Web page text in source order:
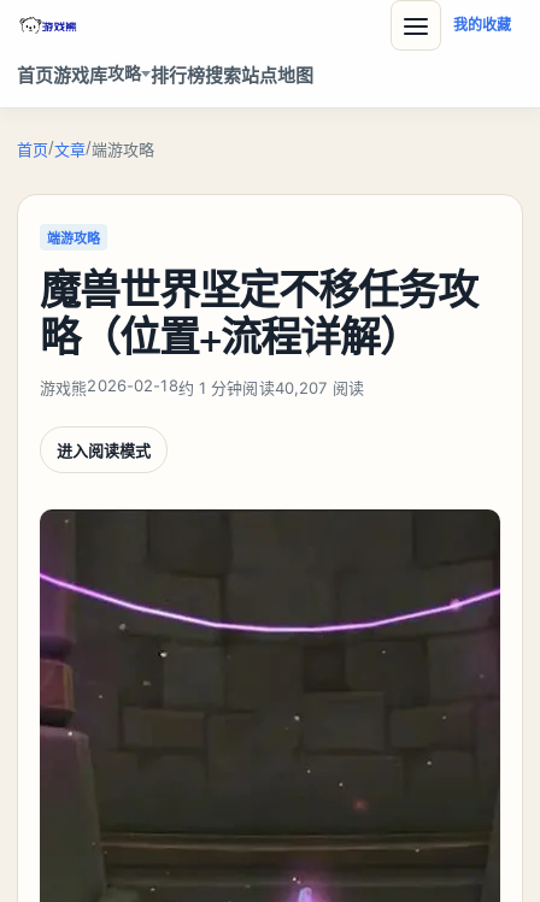
首页游戏库攻略 排行榜搜索站点地图
我的收藏
首页/文章/端游攻略
端游攻略
魔兽世界坚定不移任务攻
略（位置+流程详解）
游戏熊2026-02-18约 1 分钟阅读40,207 阅读
进入阅读模式